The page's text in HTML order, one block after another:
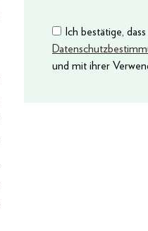
Ich bestätige,
und mit ihrer